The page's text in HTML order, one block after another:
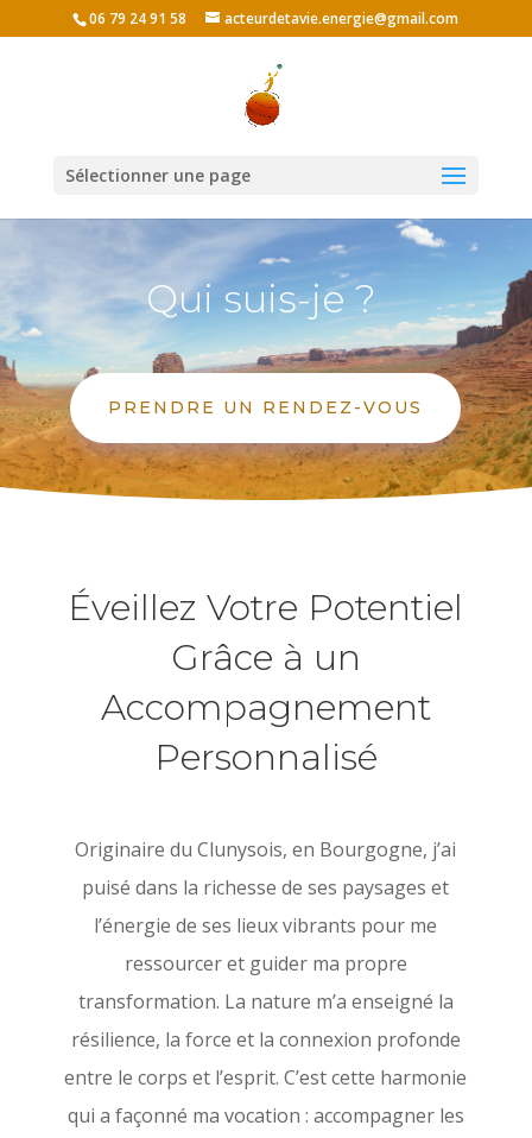
06 79 24 91 58 acteurdetavie.energie@gmail.com
Sélectionner une page
Qui suis-je ?
PRENDRE UN RENDEZ-VOUS
Éveillez Votre Potentiel
Grâce à un
Accompagnement
Personnalisé
Originaire du Clunysois, en Bourgogne, j’ai
puisé dans la richesse de ses paysages et
l’énergie de ses lieux vibrants pour me
ressourcer et guider ma propre
transformation. La nature m’a enseigné la
résilience, la force et la connexion profonde
entre le corps et l’esprit. C’est cette harmonie
qui a façonné ma vocation : accompagner les